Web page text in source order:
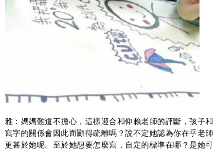
雅：媽媽難道不擔心，這樣迎合和仰賴老師的評斷，孩子和
寫字的關係會因此而顯得疏離嗎？說不定她認為你在乎老師
更甚於她呢。至於她想要怎麼寫，自定的標準在哪？是她可